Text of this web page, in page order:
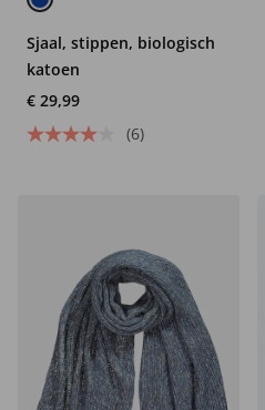
Sjaal, stippen, biologisch
katoen
€ 29,99
(6)